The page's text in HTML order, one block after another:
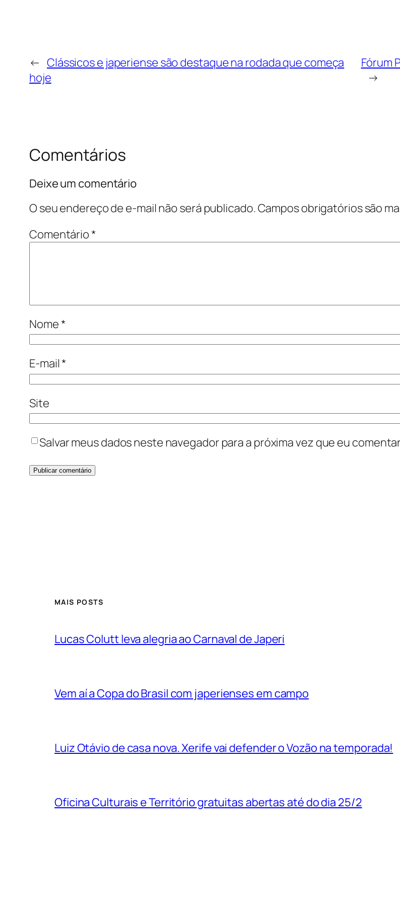
← Clássicos e japeriense são destaque na rodada que começa
hoje
Fórum
→
Comentários
Deixe um comentário
O seu endereço de e-mail não será publicado.Campos obrigatórios são
Comentário*
Nome*
E-mail*
Site
Salvar meus dados neste navegador para a próxima vez que eu
MAIS POSTS
Lucas Colutt leva alegria ao Carnaval de Japeri
Vem aí a Copa do Brasil com japerienses em campo
Luiz Otávio de casa nova. Xerife vai defender o Vozão na temporada!
Oficina Culturais e Território gratuitas abertas até do dia 25/2